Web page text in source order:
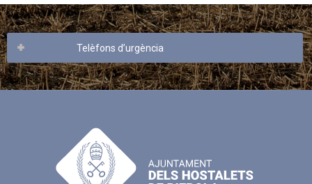
Telèfons d’urgència